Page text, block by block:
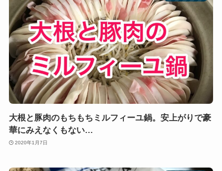
大根と豚肉のもちもちミルフィーユ鍋。安上がりで豪
華にみえなくもない…
2020年1月7日